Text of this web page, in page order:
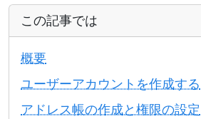
この記事では
概要
ユーザーアカウントを作成する
アドレス帳の作成と権限の設定
Active Directory サポート
MSI 設定